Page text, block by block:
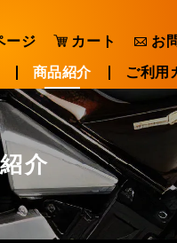
商品紹介 ご利用
ージ カート お
介